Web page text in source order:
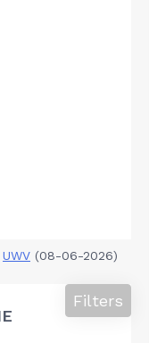
UWV (08-06-2026)
Filters